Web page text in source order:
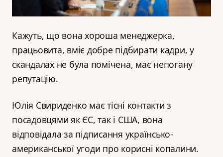
Кажуть, що вона хороша менеджерка,
працьовита, вміє добре підбирати кадри, у
скандалах не була помічена, має непогану
репутацію.
Юлія Свириденко має тісні контакти з
посадовцями як ЄС, так і США, вона
відповідала за підписання українсько-
американської угоди про корисні копалини.